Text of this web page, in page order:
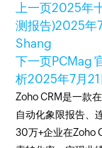
上一页2025年
测报告)2025年
Shang
下一页PCMag
析2025年7月21
Zoho CRM是一款
自动化象限报告、
30万+企业在Zoho